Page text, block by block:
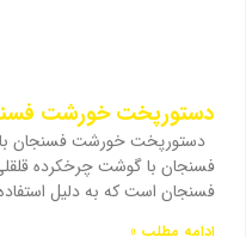
دستورپخت خورشت
دستورپخت خورشت فسنجان
فسنجان با گوشت چرخکرده
فسنجان است که به دلیل
ادامه مطلب »